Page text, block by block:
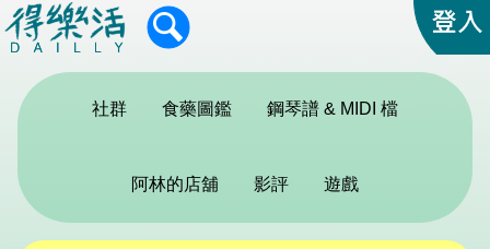
社群 食藥圖鑑 鋼琴譜 & MIDI 檔
阿林的店舖 影評 遊戲